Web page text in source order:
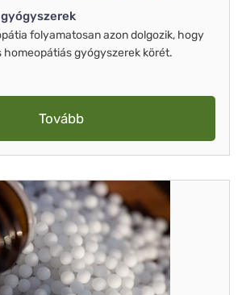
folyamatosan azon dolgozik, hogy
homeopátiás gyógyszerek körét.
Tovább